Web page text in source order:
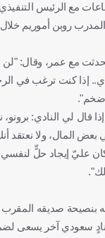
مع الرئيس
روبن أموريم خلال
مع عمر، وقال:
إذا كنت ترغب في
ضخم".
قال لي النادي:
بعض المال، ولا نعتقد
عليّ إيجاد حلٍّ
بنصيحة صديقه المقرب
سعودي آخر يسعى